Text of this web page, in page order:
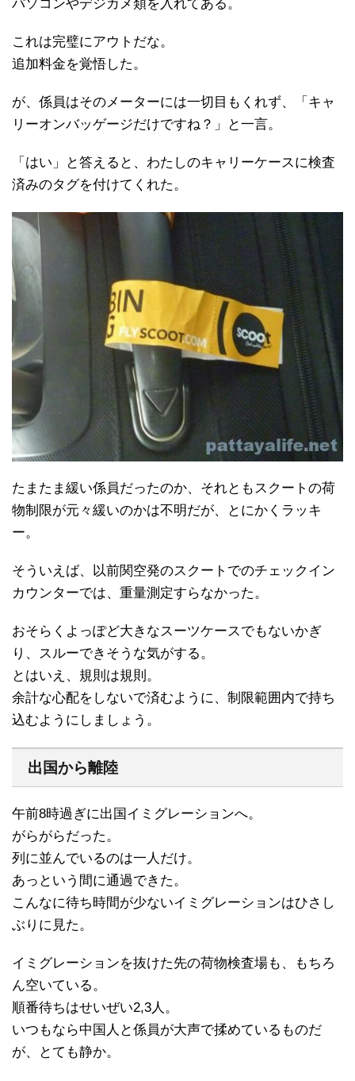
パソコンやデジカメ類を入れてある。
これは完璧にアウトだな。
追加料金を覚悟した。
が、係員はそのメーターには一切目もくれず、「キャ
リーオンバッゲージだけですね？」と一言。
「はい」と答えると、わたしのキャリーケースに検査
済みのタグを付けてくれた。
たまたま緩い係員だったのか、それともスクートの荷
物制限が元々緩いのかは不明だが、とにかくラッキ
ー。
そういえば、以前関空発のスクートでのチェックイン
カウンターでは、重量測定すらなかった。
おそらくよっぽど大きなスーツケースでもないかぎ
り、スルーできそうな気がする。
とはいえ、規則は規則。
余計な心配をしないで済むように、制限範囲内で持ち
込むようにしましょう。
出国から離陸
午前8時過ぎに出国イミグレーションへ。
がらがらだった。
列に並んでいるのは一人だけ。
あっという間に通過できた。
こんなに待ち時間が少ないイミグレーションはひさし
ぶりに見た。
イミグレーションを抜けた先の荷物検査場も、もちろ
ん空いている。
順番待ちはせいぜい2,3人。
いつもなら中国人と係員が大声で揉めているものだ
が、とても静か。